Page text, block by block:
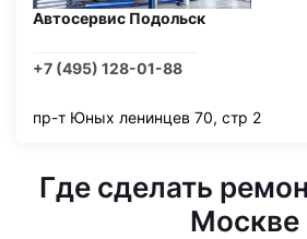
Автосервис Подольск
+7 (495) 128-01-88
пр-т Юных ленинцев 70, стр 2
Где сделать
Москве